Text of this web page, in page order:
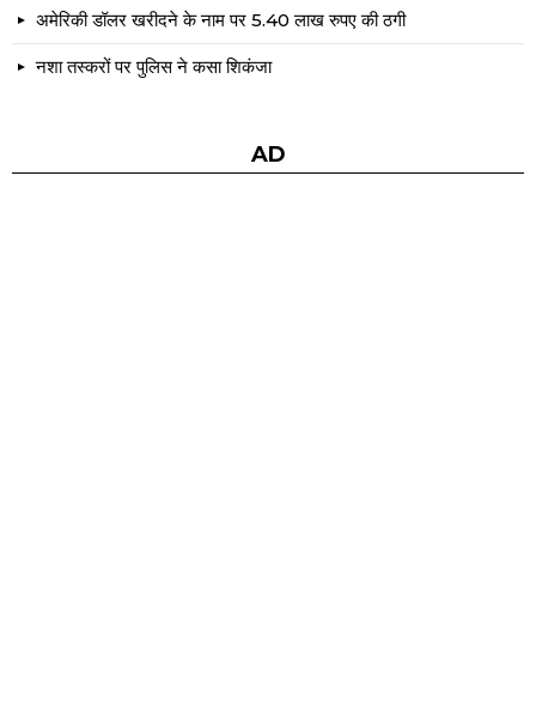
अमेरिकी डॉलर खरीदने के नाम पर 5.40 लाख रुपए की ठगी
नशा तस्करों पर पुलिस ने कसा शिकंजा
AD